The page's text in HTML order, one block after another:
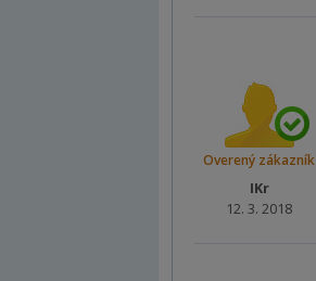
Overený zákazník
IKr
12. 3. 2018